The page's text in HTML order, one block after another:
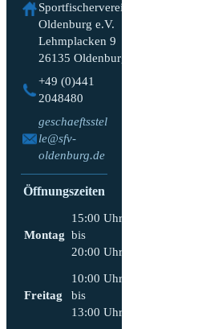
Sportfischerverein
Oldenburg e.V.
Lehmplacken 9
26135 Oldenburg
+49 (0)441
2048480
geschaeftsstel
le@sfv-
oldenburg.de
Öffnungszeiten
Montag
15:00 Uhr
bis
20:00 Uhr
Freitag
10:00 Uhr
bis
13:00 Uhr